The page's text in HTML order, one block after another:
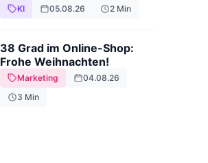
KI 05.08.26 2 Min
38 Grad im Online-Shop:
Frohe Weihnachten!
Marketing
04.08.26
3 Min